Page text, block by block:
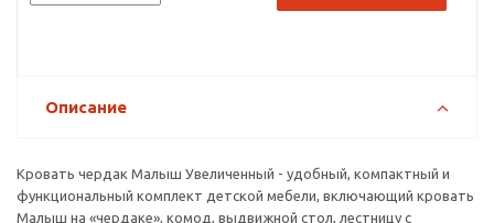
Описание
Кровать чердак Малыш Увеличенный - удобный, компактный и
функциональный комплект детской мебели, включающий кровать
Малыш на «чердаке», комод, выдвижной стол, лестницу с